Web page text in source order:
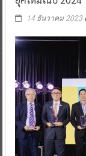
14 ธันวาคม 2023